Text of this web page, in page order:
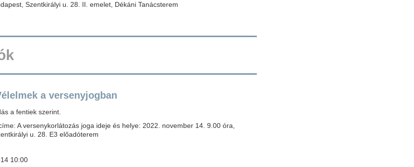
Szentkirályi u. 28. II. emelet, Dékáni Tanácsterem
a versenyjogban
a fentiek szerint.
A versenykorlátozás joga ideje és helye: 2022. november 14. 9.00 óra,
u. 28. E3 előadóterem
10:00